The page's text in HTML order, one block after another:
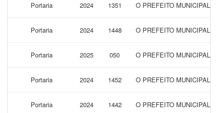
Portaria 2024 1351 O PREFEITO MUNICIPAL
Portaria 2024 1448 O PREFEITO MUNICIPAL
Portaria 2025 050 O PREFEITO MUNICIPAL
Portaria 2024 1452 O PREFEITO MUNICIPAL
Portaria 2024 1442 O PREFEITO MUNICIPAL